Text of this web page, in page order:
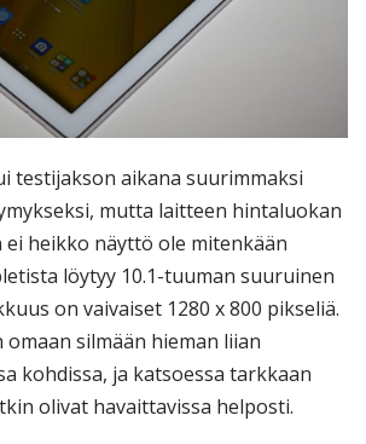
testijakson aikana suurimmaksi
mutta laitteen hintaluokan
heikko näyttö ole mitenkään
löytyy 10.1-tuuman suuruinen
on vaivaiset 1280 x 800 pikseliä.
silmään hieman liian
kohdissa, ja katsoessa tarkkaan
olivat havaittavissa helposti.